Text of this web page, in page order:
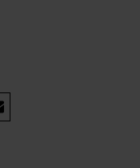
Universal